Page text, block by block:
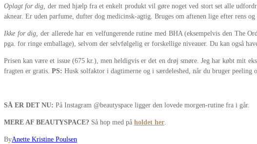
Oplagt for dig, der med hjælp fra et enkelt produkt vil gøre noget ved stort set alle
aknear. Er uden parfume, dufter dog medicinsk-agtig. Bruges om aftenen lige efter rens
Ikke for dig, der allerede har en velfungerende rutine med BHA (eksempelvis den The
pga. for ringe emballage), selvom der selvfølgelig er forskellige niveauer. Du kan også
Prisen kan være et issue (675 kr.), men heldigvis er det en drøj smøre. Jeg har købt mit
fragten er gratis. PS: Husk solfaktor i dagtimerne og i særdeleshed, når du bruger peeling
SÅ ER DET NU: På Instagram @beautyspace ligger den lovede morgen-rutine fra i går.
MERE AF BEAUTYSPACE? Så hop med på holdet her
ByAnette Kristine Poulsen